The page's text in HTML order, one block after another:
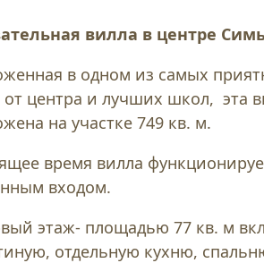
вилла в центре
в одном из самых
от центра и лучших школ, эта
на участке 749 кв. м.
время вилла
входом.
этаж- площадью 77 кв. м
отдельную кухню,